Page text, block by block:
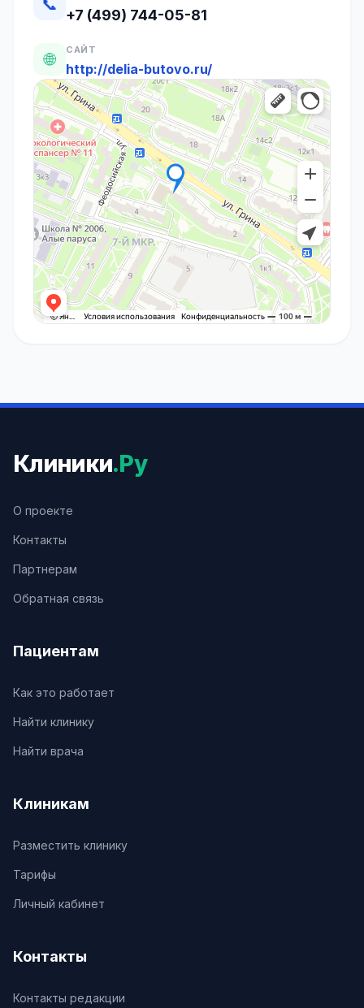
📞
+7 (499) 744-05-81
🌐 САЙТ
http://delia-butovo.ru/
Клиники.Ру
О проекте
Контакты
Партнерам
Обратная связь
Пациентам
Как это работает
Найти клинику
Найти врача
Клиникам
Разместить клинику
Тарифы
Личный кабинет
Контакты
Контакты редакции